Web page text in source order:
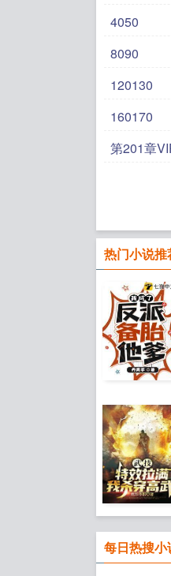
4050
8090
120130
160170
第201章
热门小说推
每日热搜小